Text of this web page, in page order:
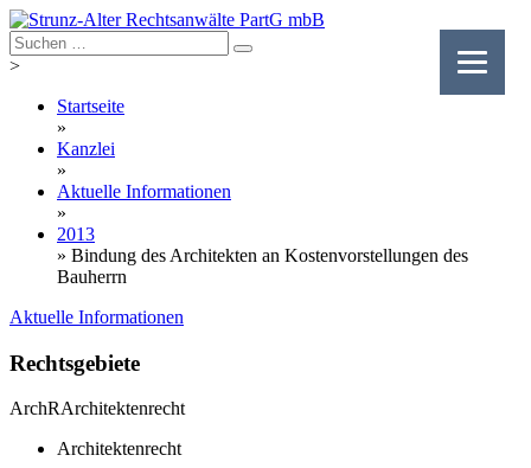
Skip
to
content
>
Startseite
»
Kanzlei
»
Aktuelle Informationen
»
2013
» Bindung des Architekten an Kostenvorstellungen des
Bauherrn
Aktuelle Informationen
Rechtsgebiete
ArchRArchitektenrecht
Architektenrecht